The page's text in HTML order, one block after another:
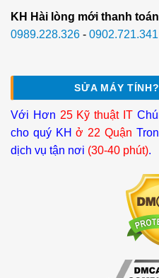
KH Hài lòng mới thanh
0989.228.326 - 0902.721.341
SỬA MÁY
Với Hơn 25 Kỹ thuật IT
cho quý KHở 22 Quận
dịch vụ tận nơi (30-40 phút).